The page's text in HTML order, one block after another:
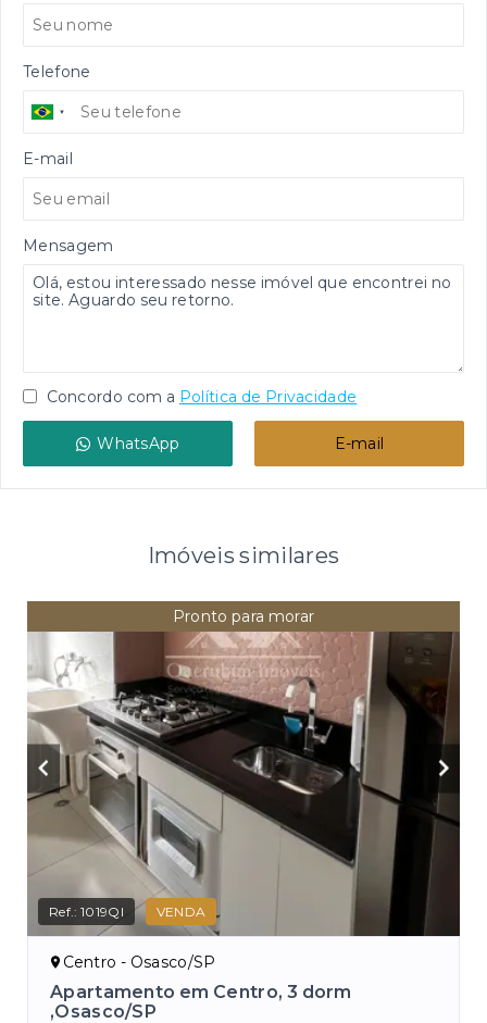
Telefone
E-mail
Mensagem
Concordo com a Política de Privacidade
WhatsApp E-mail
Imóveis similares
Pronto para morar
Ref.:1019QI VENDA
Centro - Osasco/SP
Apartamento em Centro, 3 dorm
,Osasco/SP